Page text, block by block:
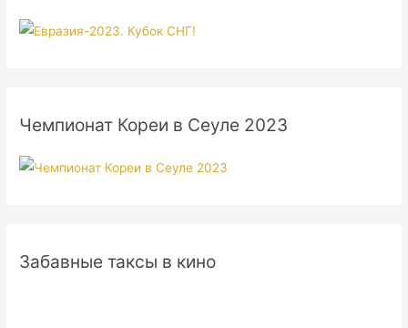
Чемпионат Кореи в Сеуле 2023
Забавные таксы в кино